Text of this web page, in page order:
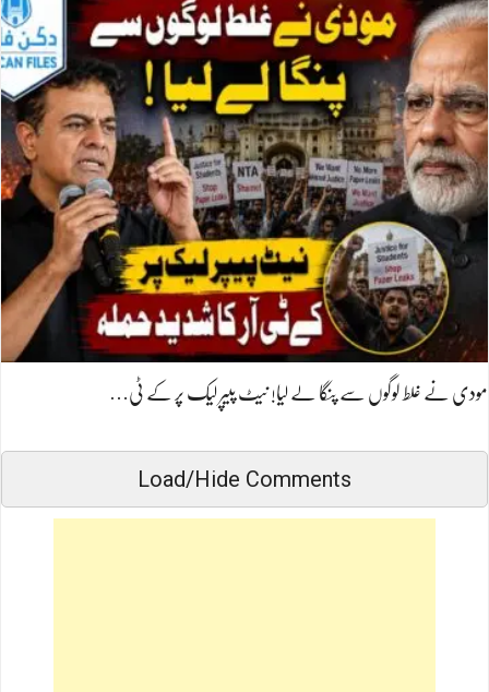
مودی نے غلط لوگوں سے پنگا لے لیا! نیٹ پیپر لیک پر کے ٹی…
Load/Hide Comments